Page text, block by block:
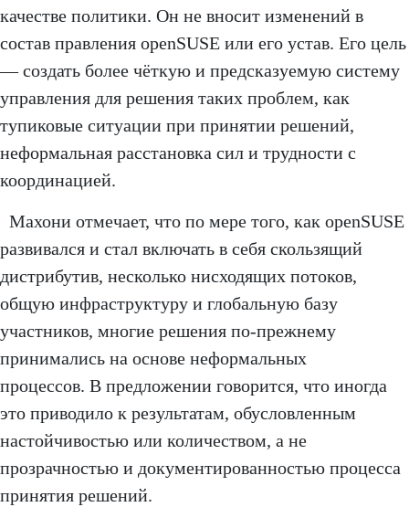
качестве политики. Он не вносит изменений в
состав правления openSUSE или его устав. Его цель
— создать более чёткую и предсказуемую систему
управления для решения таких проблем, как
тупиковые ситуации при принятии решений,
неформальная расстановка сил и трудности с
координацией.
Махони отмечает, что по мере того, как openSUSE
развивался и стал включать в себя скользящий
дистрибутив, несколько нисходящих потоков,
общую инфраструктуру и глобальную базу
участников, многие решения по-прежнему
принимались на основе неформальных
процессов. В предложении говорится, что иногда
это приводило к результатам, обусловленным
настойчивостью или количеством, а не
прозрачностью и документированностью процесса
принятия решений.